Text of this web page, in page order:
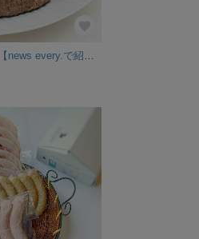
【送料無料】【news every.で紹介】鳥益 牛肉100％ ハンバーグ (焦げ目付)150g×10パック 鶏屋だけど牛肉が好きで作った焼き鳥屋の牛肉100％本格派ハンバーグ【温めるだけ】【冷凍】